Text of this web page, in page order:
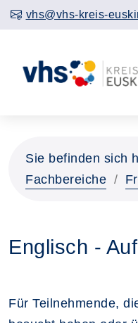
vhs@vhs-kreis-
Sie befinden sich
Fachbereiche
Englisch -
Für Teilnehmende,